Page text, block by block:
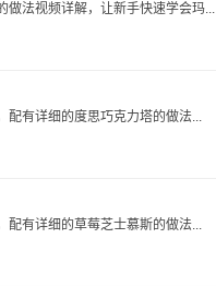
做法视频详解，让新手快速学会玛...
配有详细的度思巧克力塔的做法...
配有详细的草莓芝士慕斯的做法...